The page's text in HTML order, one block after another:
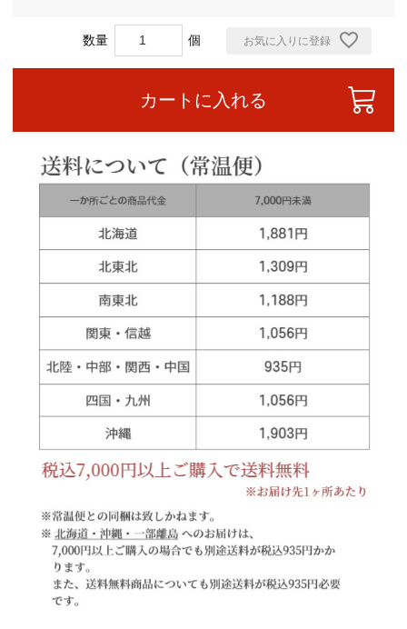
お気に入りに登録
カートに入れる